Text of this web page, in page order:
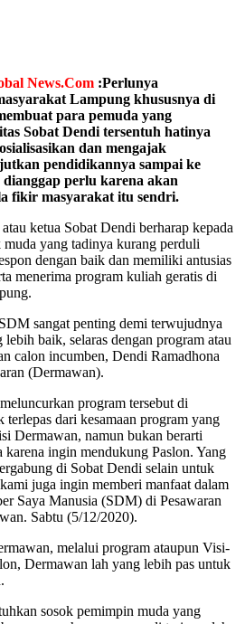
News.Com :Perlunya
Lampung khususnya di
para pemuda yang
Sobat Dendi tersentuh hatinya
dan mengajak
pendidikannya sampai ke
perlu karena akan
fikir masyarakat itu sendri.
ketua Sobat Dendi berharap kepada
muda yang tadinya kurang perduli
dengan baik dan memiliki antusias
menerima program kuliah geratis di
sangat penting demi terwujudnya
lebih baik, selaras dengan program atau
calon incumben, Dendi Ramadhona
(Dermawan).
program tersebut di
terlepas dari kesamaan program yang
Dermawan, namun bukan berarti
karena ingin mendukung Paslon. Yang
di Sobat Dendi selain untuk
juga ingin memberi manfaat dalam
Saya Manusia (SDM) di Pesawaran
Sabtu (5/12/2020).
melalui program ataupun Visi-
Dermawan lah yang lebih pas untuk
sosok pemimpin muda yang